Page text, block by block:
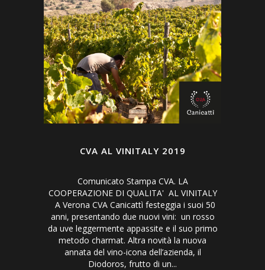
CVA AL VINITALY 2019
Comunicato Stampa CVA. LA
COOPERAZIONE DI QUALITA' AL VINITALY
A Verona CVA Canicattì festeggia i suoi 50
anni, presentando due nuovi vini: un rosso
da uve leggermente appassite e il suo primo
metodo charmat. Altra novità la nuova
annata del vino-icona dell’azienda, il
Diodoros, frutto di un...